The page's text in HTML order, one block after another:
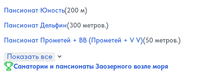
Пансионат Юность(200 м)
Пансионат Дельфин(300 метров.)
Пансионат Прометей + ВВ (Прометей + V V)(50 метров.)
Показать все
Санатории и пансионаты Заозерного возле моря